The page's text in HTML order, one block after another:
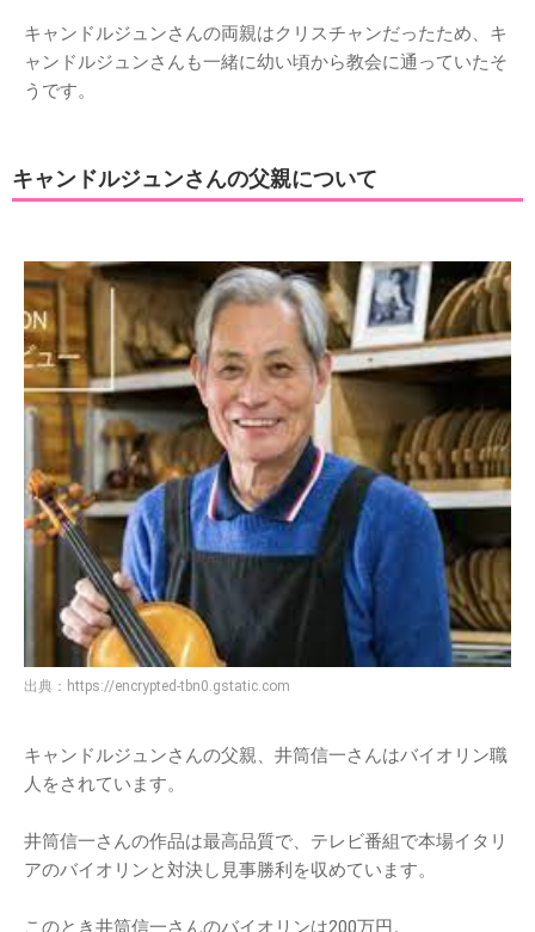
キャンドルジュンさんの両親はクリスチャンだったため、キ
ャンドルジュンさんも一緒に幼い頃から教会に通っていたそ
うです。
キャンドルジュンさんの父親について
出典： https://encrypted-tbn0.gstatic.com
キャンドルジュンさんの父親、井筒信一さんはバイオリン職
人をされています。
井筒信一さんの作品は最高品質で、テレビ番組で本場イタリ
アのバイオリンと対決し見事勝利を収めています。
このとき井筒信一さんのバイオリンは200万円。